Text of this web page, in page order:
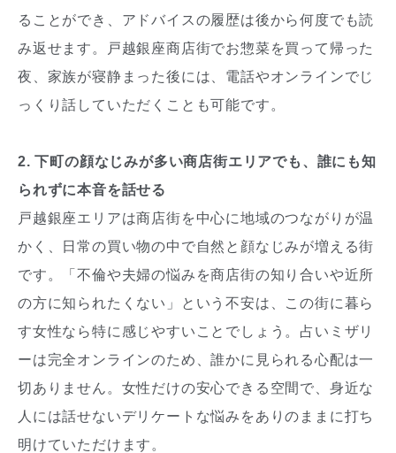
ることができ、アドバイスの履歴は後から何度でも読
み返せます。戸越銀座商店街でお惣菜を買って帰った
夜、家族が寝静まった後には、電話やオンラインでじ
っくり話していただくことも可能です。
2. 下町の顔なじみが多い商店街エリアでも、誰にも知
られずに本音を話せる
戸越銀座エリアは商店街を中心に地域のつながりが温
かく、日常の買い物の中で自然と顔なじみが増える街
です。「不倫や夫婦の悩みを商店街の知り合いや近所
の方に知られたくない」という不安は、この街に暮ら
す女性なら特に感じやすいことでしょう。占いミザリ
ーは完全オンラインのため、誰かに見られる心配は一
切ありません。女性だけの安心できる空間で、身近な
人には話せないデリケートな悩みをありのままに打ち
明けていただけます。